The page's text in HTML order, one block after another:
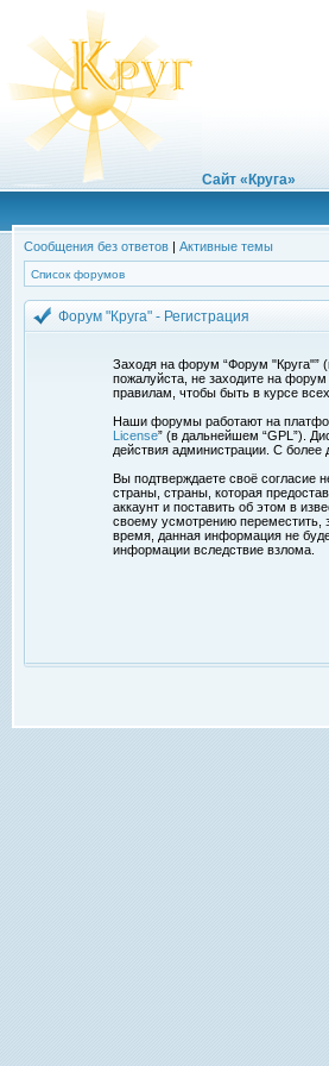
Сайт «Круга»
Сообщения без ответов | Активные темы
Список форумов
Форум "Круга" - Регистрация
Заходя на форум “Форум "Круга"”
пожалуйста, не заходите на
правилам, чтобы быть в курсе
Наши форумы работают на
License” (в дальнейшем “GPL”).
действия администрации. С
Вы подтверждаете своё согласие
страны, страны, которая
аккаунт и поставить об этом в
своему усмотрению переместить,
время, данная информация не
информации вследствие взлома.